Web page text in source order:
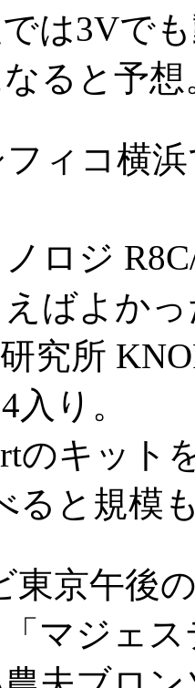
は3Vで
ると予想
ィコ横
ロジ
ばよか
究所
入り。
のキット
ると規模
東京午後
マジェ